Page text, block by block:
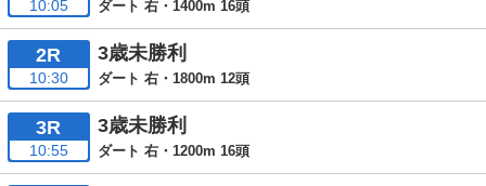
10:05 ダート 右・1400m 16頭
2R
10:30
3歳未勝利
ダート 右・1800m 12頭
3R
10:55
3歳未勝利
ダート 右・1200m 16頭